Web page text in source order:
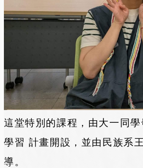
這堂特別的課程，由大一同
學習 計畫開設，並由民族系
導。